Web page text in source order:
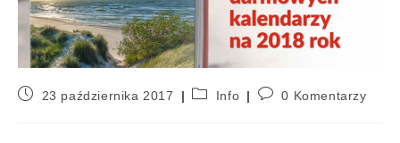
23 października 2017 Info 0 Komentarzy